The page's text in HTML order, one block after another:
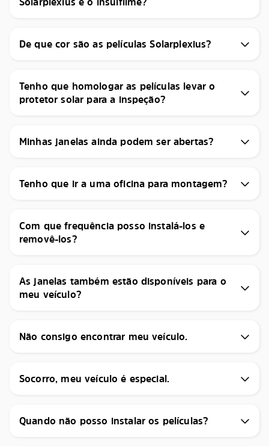
De que cor são as películas Solarplexius?
Tenho que homologar as películas levar o
protetor solar para a inspeção?
Minhas janelas ainda podem ser abertas?
Tenho que ir a uma oficina para montagem?
Com que frequência posso instalá-los e
removê-los?
As janelas também estão disponíveis para o
meu veículo?
Não consigo encontrar meu veículo.
Socorro, meu veículo é especial.
Quando não posso instalar os películas?